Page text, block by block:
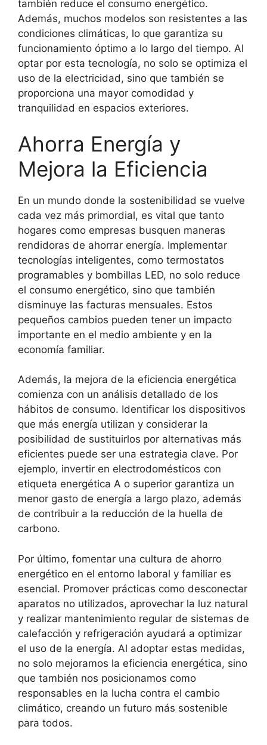
también reduce el consumo energético.
Además, muchos modelos son resistentes a las
condiciones climáticas, lo que garantiza su
funcionamiento óptimo a lo largo del tiempo. Al
optar por esta tecnología, no solo se optimiza el
uso de la electricidad, sino que también se
proporciona una mayor comodidad y
tranquilidad en espacios exteriores.
Ahorra Energía y
Mejora la Eficiencia
En un mundo donde la sostenibilidad se vuelve
cada vez más primordial, es vital que tanto
hogares como empresas busquen maneras
rendidoras de ahorrar energía. Implementar
tecnologías inteligentes, como termostatos
programables y bombillas LED, no solo reduce
el consumo energético, sino que también
disminuye las facturas mensuales. Estos
pequeños cambios pueden tener un impacto
importante en el medio ambiente y en la
economía familiar.
Además, la mejora de la eficiencia energética
comienza con un análisis detallado de los
hábitos de consumo. Identificar los dispositivos
que más energía utilizan y considerar la
posibilidad de sustituirlos por alternativas más
eficientes puede ser una estrategia clave. Por
ejemplo, invertir en electrodomésticos con
etiqueta energética A o superior garantiza un
menor gasto de energía a largo plazo, además
de contribuir a la reducción de la huella de
carbono.
Por último, fomentar una cultura de ahorro
energético en el entorno laboral y familiar es
esencial. Promover prácticas como desconectar
aparatos no utilizados, aprovechar la luz natural
y realizar mantenimiento regular de sistemas de
calefacción y refrigeración ayudará a optimizar
el uso de la energía. Al adoptar estas medidas,
no solo mejoramos la eficiencia energética, sino
que también nos posicionamos como
responsables en la lucha contra el cambio
climático, creando un futuro más sostenible
para todos.